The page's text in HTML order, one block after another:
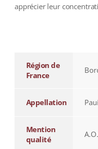
apprécier leur
Région de
France
Appellation
Mention
qualité